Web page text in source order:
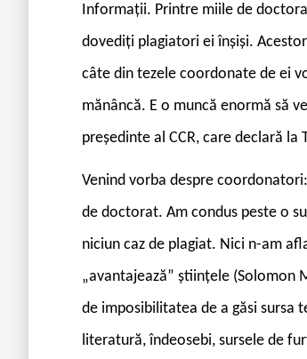
Informații. Printre miile de
dovediți plagiatori ei înșiși.
câte din tezele coordonate de ei
mănâncă. E o muncă enormă să
președinte al CCR, care declară
Venind vorba despre
de doctorat. Am condus peste o
niciun caz de plagiat. Nici n-am
„avantajează” științele (Solomon
de imposibilitatea de a găsi sursa
literatură, îndeosebi, sursele de